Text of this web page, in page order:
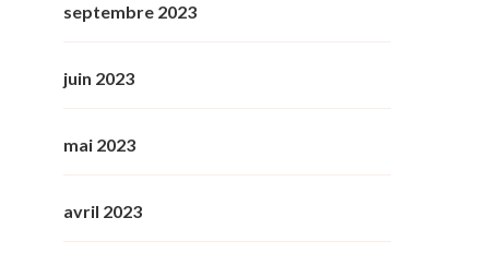
septembre 2023
juin 2023
mai 2023
avril 2023